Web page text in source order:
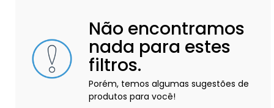
Não encontramos
nada para estes
filtros.
Porém, temos algumas sugestões de
produtos para você!